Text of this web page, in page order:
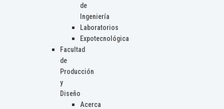
de
Ingeniería
Laboratorios
Expotecnológica
Facultad
de
Producción
y
Diseño
Acerca